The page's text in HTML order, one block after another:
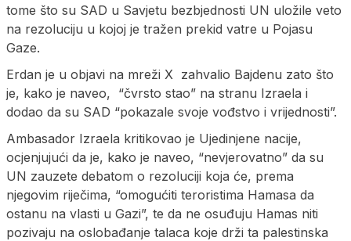
tome što su SAD u Savjetu bezbjednosti UN uložile veto
na rezoluciju u kojoj je tražen prekid vatre u Pojasu
Gaze.
Erdan je u objavi na mreži X zahvalio Bajdenu zato što
je, kako je naveo, “čvrsto stao” na stranu Izraela i
dodao da su SAD “pokazale svoje vođstvo i vrijednosti”.
Ambasador Izraela kritikovao je Ujedinjene nacije,
ocjenjujući da je, kako je naveo, “nevjerovatno” da su
UN zauzete debatom o rezoluciji koja će, prema
njegovim riječima, “omogućiti teroristima Hamasa da
ostanu na vlasti u Gazi”, te da ne osuđuju Hamas niti
pozivaju na oslobađanje talaca koje drži ta palestinska